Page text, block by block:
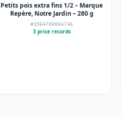
Petits pois extra fins 1/2 – Marque
Repère, Notre Jardin – 280 g
#3564700004746
3 price records